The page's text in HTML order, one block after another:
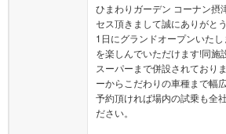
ひまわりガーデン コーナン摂
セス頂きまして誠にありがと
1日にグランドオープンいた
を楽しんでいただけます!同施
スーパーまで併設されており
ーからこだわりの車種まで幅
予約頂ければ場内の試乗も全
ださい。